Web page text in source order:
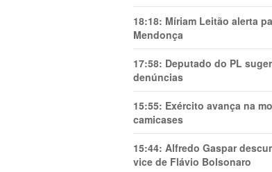
18:18: Míriam Leitão alerta
Mendonça
17:58: Deputado do PL
denúncias
15:55: Exército avança na
camicases
15:44: Alfredo Gaspar
vice de Flávio Bolsonaro